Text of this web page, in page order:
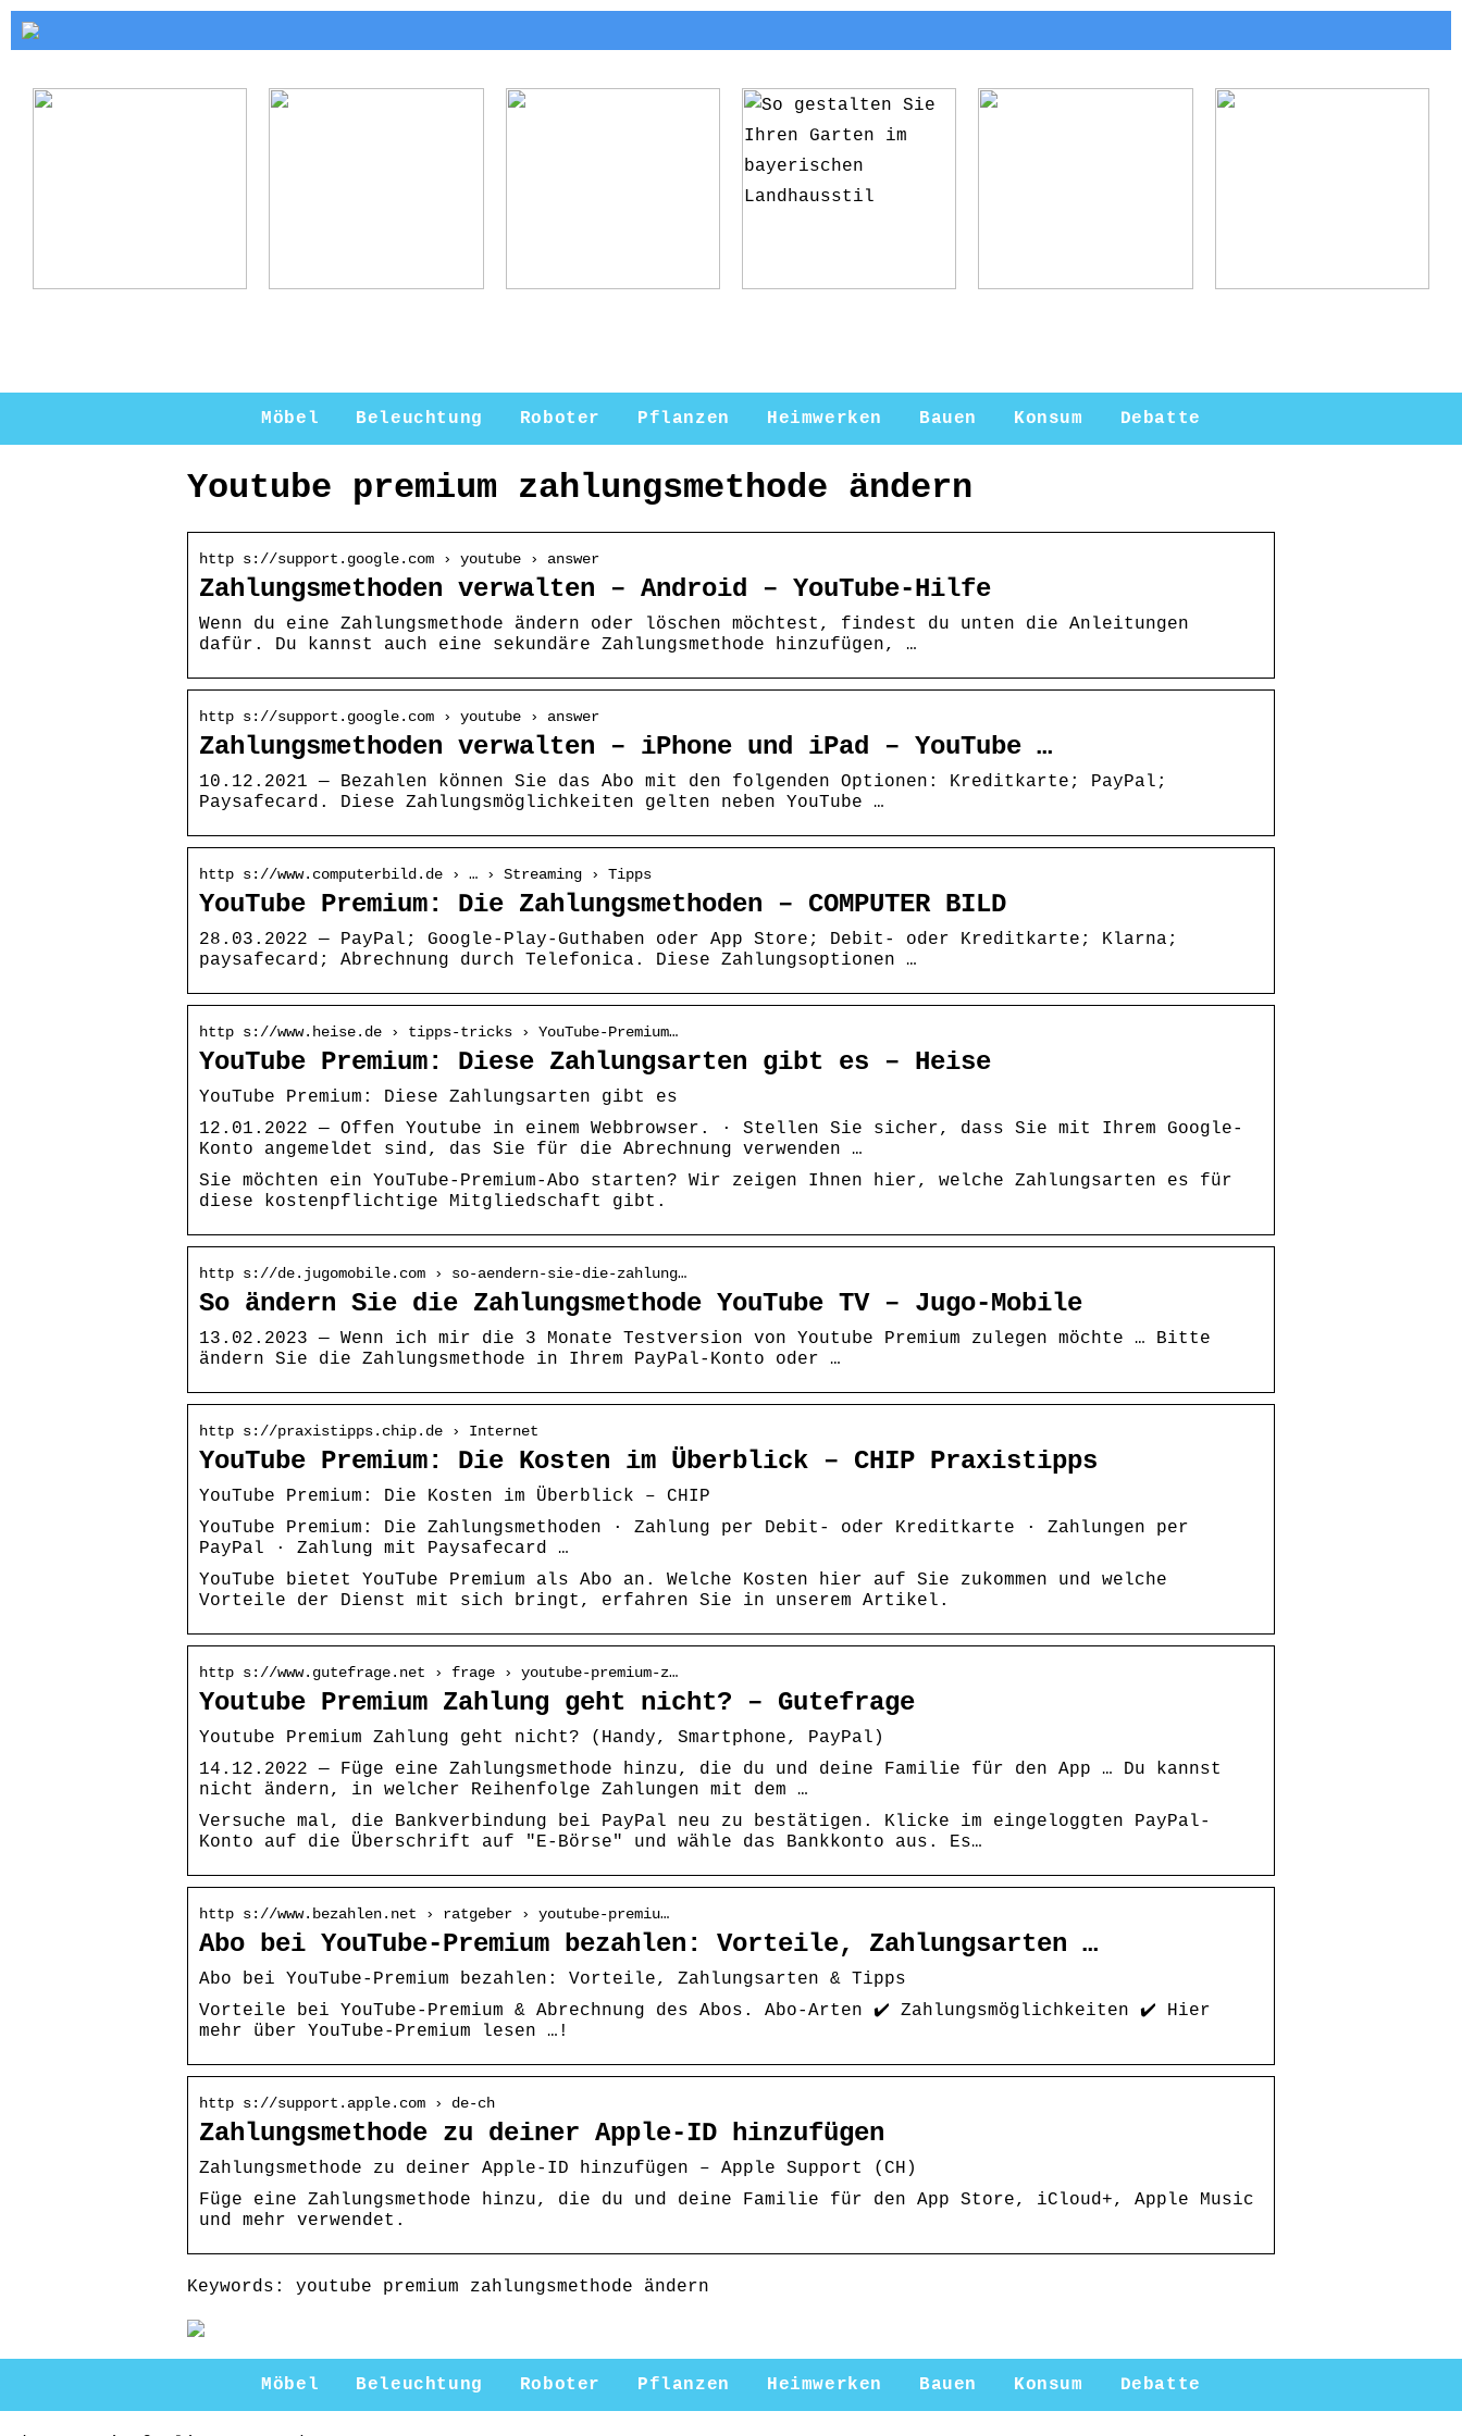
Möbel Beleuchtung Roboter Pflanzen Heimwerken Bauen Konsum Debatte
Youtube premium zahlungsmethode ändern
http s://support.google.com › youtube › answer
Zahlungsmethoden verwalten – Android – YouTube-Hilfe
Wenn du eine Zahlungsmethode ändern oder löschen möchtest, findest du unten die Anleitungen
dafür. Du kannst auch eine sekundäre Zahlungsmethode hinzufügen, …
http s://support.google.com › youtube › answer
Zahlungsmethoden verwalten – iPhone und iPad – YouTube …
10.12.2021 — Bezahlen können Sie das Abo mit den folgenden Optionen: Kreditkarte; PayPal;
Paysafecard. Diese Zahlungsmöglichkeiten gelten neben YouTube …
http s://www.computerbild.de › … › Streaming › Tipps
YouTube Premium: Die Zahlungsmethoden – COMPUTER BILD
28.03.2022 — PayPal; Google-Play-Guthaben oder App Store; Debit- oder Kreditkarte; Klarna;
paysafecard; Abrechnung durch Telefonica. Diese Zahlungsoptionen …
http s://www.heise.de › tipps-tricks › YouTube-Premium…
YouTube Premium: Diese Zahlungsarten gibt es – Heise
YouTube Premium: Diese Zahlungsarten gibt es
12.01.2022 — Offen Youtube in einem Webbrowser. · Stellen Sie sicher, dass Sie mit Ihrem Google-
Konto angemeldet sind, das Sie für die Abrechnung verwenden …
Sie möchten ein YouTube-Premium-Abo starten? Wir zeigen Ihnen hier, welche Zahlungsarten es für
diese kostenpflichtige Mitgliedschaft gibt.
http s://de.jugomobile.com › so-aendern-sie-die-zahlung…
So ändern Sie die Zahlungsmethode YouTube TV – Jugo-Mobile
13.02.2023 — Wenn ich mir die 3 Monate Testversion von Youtube Premium zulegen möchte … Bitte
ändern Sie die Zahlungsmethode in Ihrem PayPal-Konto oder …
http s://praxistipps.chip.de › Internet
YouTube Premium: Die Kosten im Überblick – CHIP Praxistipps
YouTube Premium: Die Kosten im Überblick – CHIP
YouTube Premium: Die Zahlungsmethoden · Zahlung per Debit- oder Kreditkarte · Zahlungen per
PayPal · Zahlung mit Paysafecard …
YouTube bietet YouTube Premium als Abo an. Welche Kosten hier auf Sie zukommen und welche
Vorteile der Dienst mit sich bringt, erfahren Sie in unserem Artikel.
http s://www.gutefrage.net › frage › youtube-premium-z…
Youtube Premium Zahlung geht nicht? – Gutefrage
Youtube Premium Zahlung geht nicht? (Handy, Smartphone, PayPal)
14.12.2022 — Füge eine Zahlungsmethode hinzu, die du und deine Familie für den App … Du kannst
nicht ändern, in welcher Reihenfolge Zahlungen mit dem …
Versuche mal, die Bankverbindung bei PayPal neu zu bestätigen. Klicke im eingeloggten PayPal-
Konto auf die Überschrift auf "E-Börse" und wähle das Bankkonto aus. Es…
http s://www.bezahlen.net › ratgeber › youtube-premiu…
Abo bei YouTube-Premium bezahlen: Vorteile, Zahlungsarten …
Abo bei YouTube-Premium bezahlen: Vorteile, Zahlungsarten & Tipps
Vorteile bei YouTube-Premium & Abrechnung des Abos. Abo-Arten ✔️ Zahlungsmöglichkeiten ✔️ Hier
mehr über YouTube-Premium lesen …!
http s://support.apple.com › de-ch
Zahlungsmethode zu deiner Apple-ID hinzufügen
Zahlungsmethode zu deiner Apple-ID hinzufügen – Apple Support (CH)
Füge eine Zahlungsmethode hinzu, die du und deine Familie für den App Store, iCloud+, Apple Music
und mehr verwendet.
Keywords: youtube premium zahlungsmethode ändern
Möbel Beleuchtung Roboter Pflanzen Heimwerken Bauen Konsum Debatte